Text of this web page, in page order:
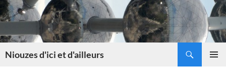
Skip
to
Niouzes d'ici et d'ailleurs